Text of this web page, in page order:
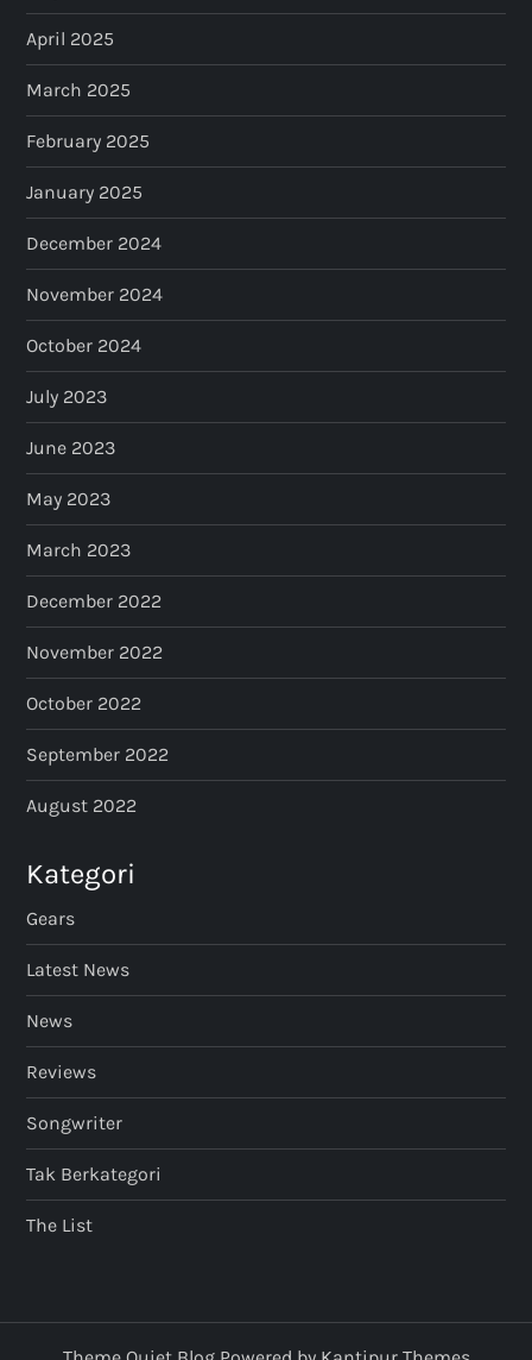
April 2025
March 2025
February 2025
January 2025
December 2024
November 2024
October 2024
July 2023
June 2023
May 2023
March 2023
December 2022
November 2022
October 2022
September 2022
August 2022
Kategori
Gears
Latest News
News
Reviews
Songwriter
Tak Berkategori
The List